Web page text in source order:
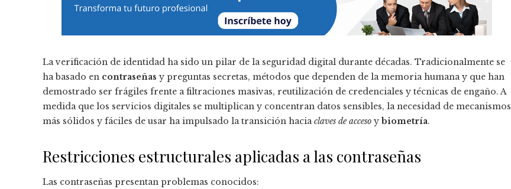
La verificación de identidad ha sido un pilar de la seguridad digital durante décadas. Tradicionalmente se
ha basado en contraseñas y preguntas secretas, métodos que dependen de la memoria humana y que han
demostrado ser frágiles frente a filtraciones masivas, reutilización de credenciales y técnicas de engaño. A
medida que los servicios digitales se multiplican y concentran datos sensibles, la necesidad de mecanismos
más sólidos y fáciles de usar ha impulsado la transición haciaclaves de acceso y biometría.
Restricciones estructurales aplicadas a las contraseñas
Las contraseñas presentan problemas conocidos: